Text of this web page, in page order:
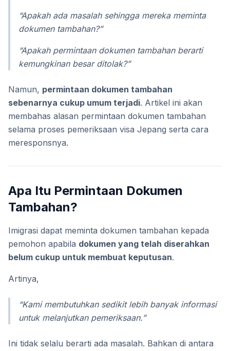
“Apakah ada masalah sehingga mereka meminta
dokumen tambahan?”
“Apakah permintaan dokumen tambahan berarti
kemungkinan besar ditolak?”
Namun, permintaan dokumen tambahan
sebenarnya cukup umum terjadi. Artikel ini akan
membahas alasan permintaan dokumen tambahan
selama proses pemeriksaan visa Jepang serta cara
meresponsnya.
Apa Itu Permintaan Dokumen
Tambahan?
Imigrasi dapat meminta dokumen tambahan kepada
pemohon apabila dokumen yang telah diserahkan
belum cukup untuk membuat keputusan.
Artinya,
“Kami membutuhkan sedikit lebih banyak informasi
untuk melanjutkan pemeriksaan.”
Ini tidak selalu berarti ada masalah. Bahkan di antara